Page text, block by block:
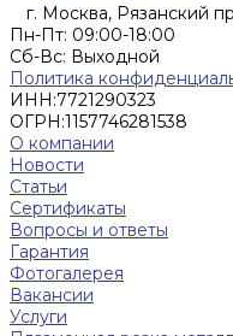
г. Москва, Рязанский
Пн-Пт: 09:00-18:00
Cб-Вс: Выходной
Политика
ИНН:7721290323
ОГРН:1157746281538
О компании
Новости
Статьи
Сертификаты
Вопросы и ответы
Гарантия
Фотогалерея
Вакансии
Услуги